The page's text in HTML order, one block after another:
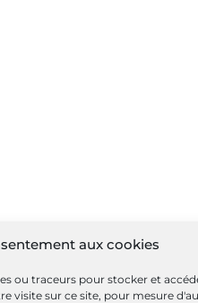
aux cookies
ou traceurs pour stocker et
visite sur ce site, pour mesure